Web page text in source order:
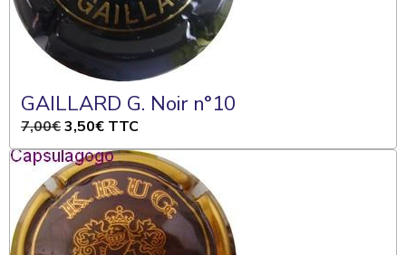
GAILLARD G. Noir n°10
7,00€3,50€ TTC